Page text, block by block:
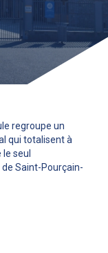
regroupe un
qui totalisent à
seul
Saint-Pourçain-